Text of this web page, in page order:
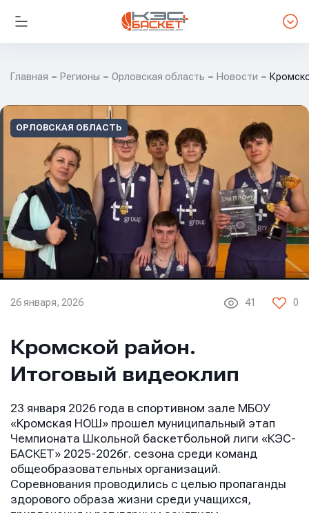
Главная Регионы Орловская область Новости
ОРЛОВСКАЯ ОБЛАСТЬ
26 января, 2026 41 0
Кромской район.
Итоговый видеоклип
23 января 2026 года в спортивном зале МБОУ
«Кромская НОШ» прошел муниципальный этап
Чемпионата Школьной баскетбольной лиги «КЭС-
БАСКЕТ» 2025-2026г. сезона среди команд
общеобразовательных организаций.
Соревнования проводились с целью пропаганды
здорового образа жизни среди учащихся,